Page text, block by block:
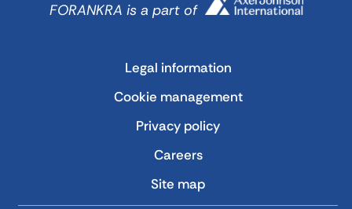
FORANKRA is a part of
Legal information
Cookie management
Privacy policy
Careers
Site map